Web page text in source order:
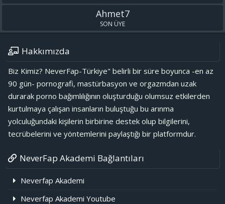
Ahmet7
SON ÜYE
Hakkımızda
Biz Kimiz? NeverFap-Türkiye" belirli bir süre boyunca -en az
90 gün- pornografi, mastürbasyon ve orgazmdan uzak
durarak porno bağımlılığının oluşturduğu olumsuz etkilerden
kurtulmaya çalışan insanların buluştuğu bu arınma
yolculuğundaki kişilerin birbirine destek olup bilgilerini,
tecrübelerini ve yöntemlerini paylaştığı bir platformdur.
NeverFap Akademi Bağlantıları
Neverfap Akademi
Neverfap Akademi Youtube